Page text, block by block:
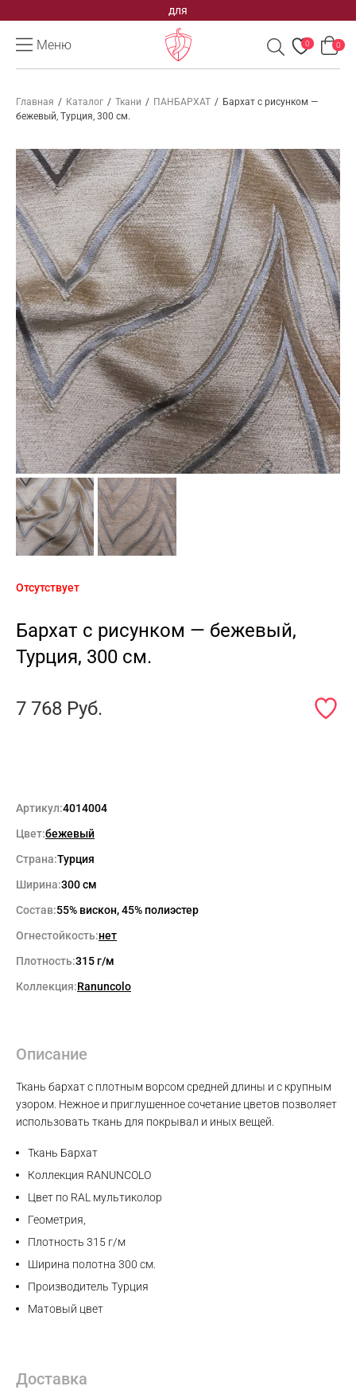
для
Меню 0 0
Главная / Каталог / Ткани / ПАНБАРХАТ / Бархат с рисунком —
бежевый, Турция, 300 см.
Отсутствует
Бархат с рисунком — бежевый,
Турция, 300 см.
7 768 Руб.
Артикул:4014004
Цвет:бежевый
Страна:Турция
Ширина:300 см
Состав:55% вискон, 45% полиэстер
Огнестойкость:нет
Плотность:315 г/м
Коллекция:Ranuncolo
Описание
Ткань бархат с плотным ворсом средней длины и с крупным
узором. Нежное и приглушенное сочетание цветов позволяет
использовать ткань для покрывал и иных вещей.
Ткань Бархат
Коллекция RANUNCOLO
Цвет по RAL мультиколор
Геометрия,
Плотность 315 г/м
Ширина полотна 300 см.
Производитель Турция
Матовый цвет
Доставка
Max